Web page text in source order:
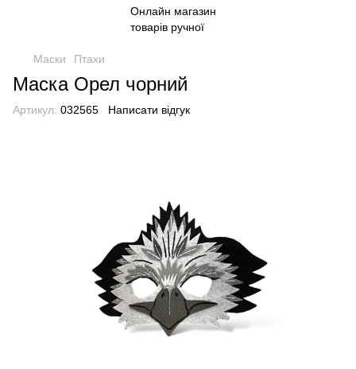
Маски Птахи
Маска Орел чорний
Артикул: 032565 Написати відгук